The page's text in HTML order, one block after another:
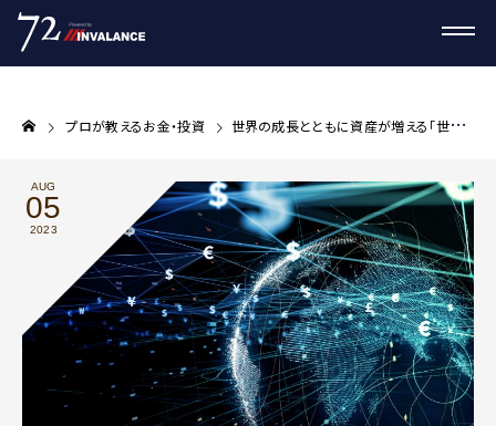
プロが教えるお金・投資 世界の成長とともに資産が増える「世界株インデックスファンド」はどれを選ぶか
AUG
05
2023